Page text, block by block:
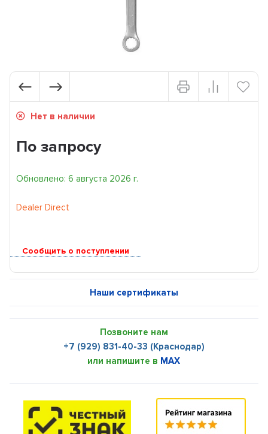
Нет в наличии
По запросу
Обновлено: 6 августа 2026 г.
Dealer Direct
Сообщить о поступлении
Наши сертификаты
Позвоните нам
+7 (929) 831-40-33 (Краснодар)
или напишите в MAX